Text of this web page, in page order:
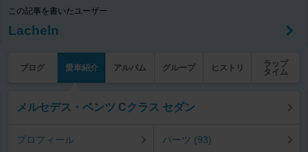
この記事を書いたユーザー
Lacheln
ブログ 愛車紹介 アルバム グループ ヒストリ
ラップ
タイム
メルセデス・ベンツ Cクラス セダン
プロフィール パーツ (93)